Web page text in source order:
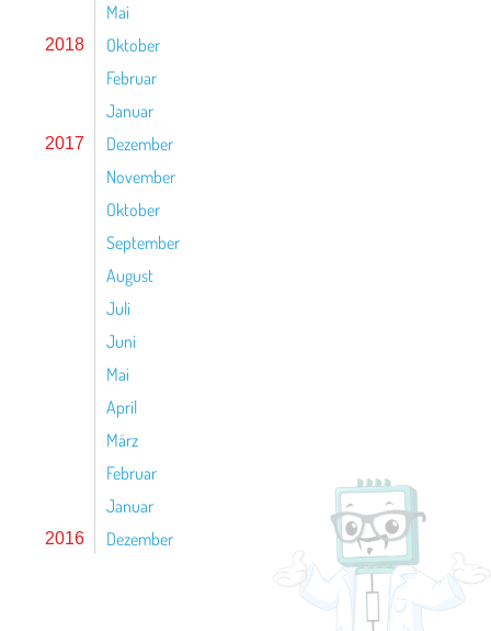
Mai
2018
Oktober
Februar
Januar
2017
Dezember
November
Oktober
September
August
Juli
Juni
Mai
April
März
Februar
Januar
2016 Dezember